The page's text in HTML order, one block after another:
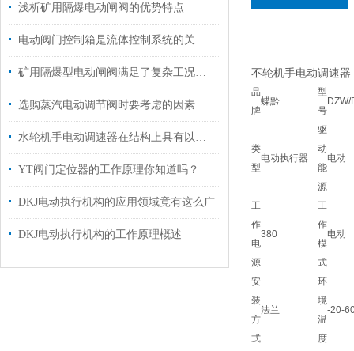
浅析矿用隔爆电动闸阀的优势特点
电动阀门控制箱是流体控制系统的关键组件
矿用隔爆型电动闸阀满足了复杂工况下的多样化需求
选购蒸汽电动调节阀时要考虑的因素
水轮机手电动调速器在结构上具有以下特点
YT阀门定位器的工作原理你知道吗？
DKJ电动执行机构的应用领域竟有这么广
DKJ电动执行机构的工作原理概述
不轮机手电动调速器
品
牌
蝶黔
型
号
类
型
电动执行器
驱
动
能
源
电动
工
作
电
源
380
工
作
模
式
电动
安
装
方
式
法兰
环
境
温
度
-20-